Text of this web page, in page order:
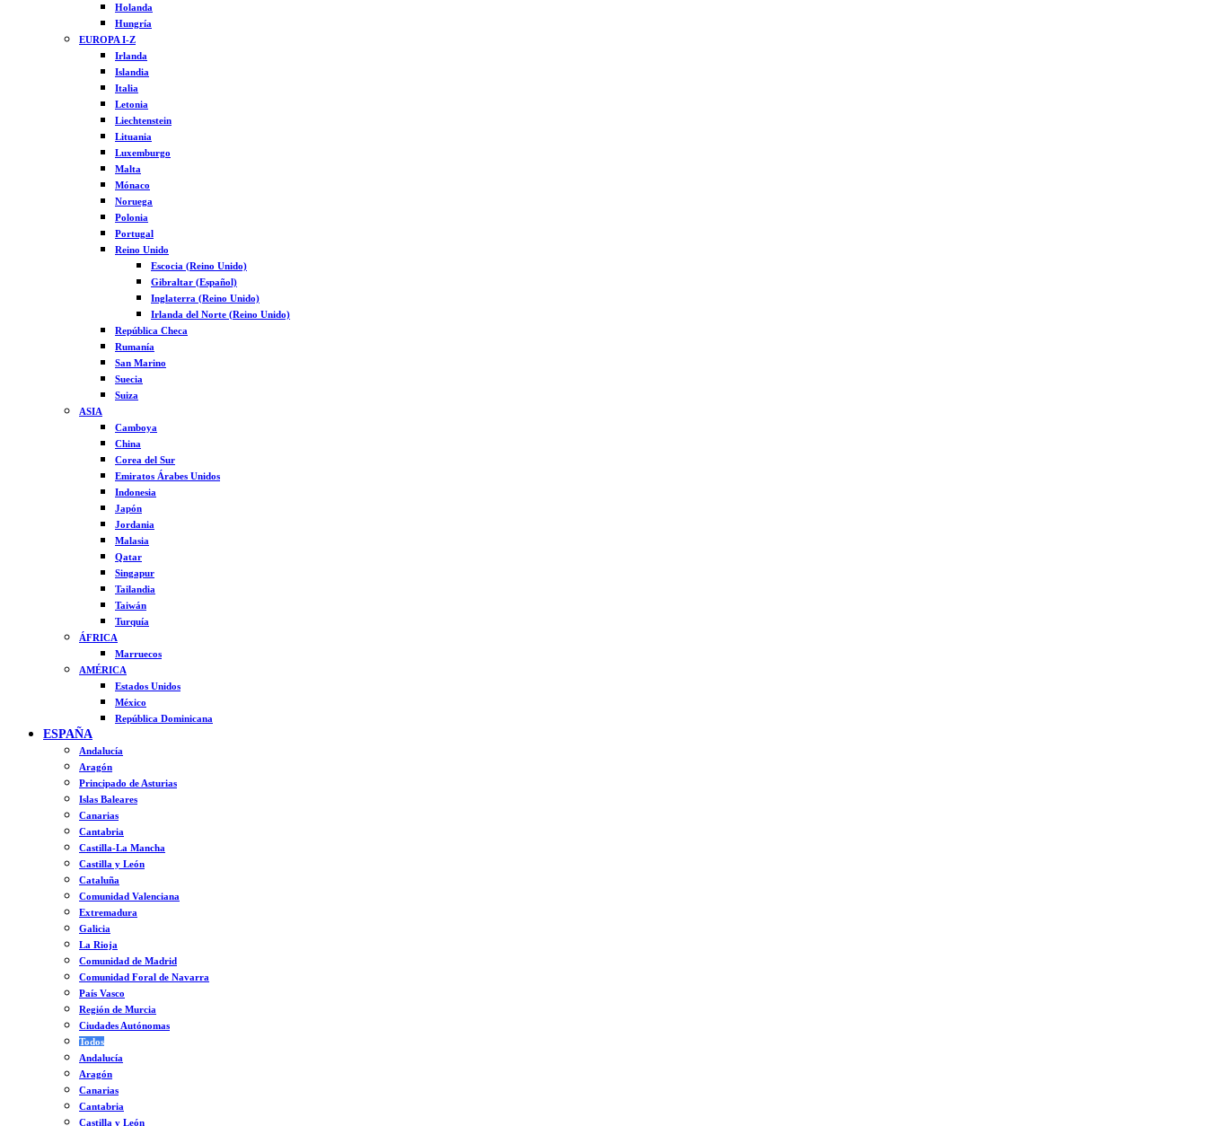
Holanda
Hungría
EUROPA I-Z
Irlanda
Islandia
Italia
Letonia
Liechtenstein
Lituania
Luxemburgo
Malta
Mónaco
Noruega
Polonia
Portugal
Reino Unido
Escocia (Reino Unido)
Gibraltar (Español)
Inglaterra (Reino Unido)
Irlanda del Norte (Reino Unido)
República Checa
Rumanía
San Marino
Suecia
Suiza
ASIA
Camboya
China
Corea del Sur
Emiratos Árabes Unidos
Indonesia
Japón
Jordania
Malasia
Qatar
Singapur
Tailandia
Taiwán
Turquía
ÁFRICA
Marruecos
AMÉRICA
Estados Unidos
México
República Dominicana
ESPAÑA
Andalucía
Aragón
Principado de Asturias
Islas Baleares
Canarias
Cantabria
Castilla-La Mancha
Castilla y León
Cataluña
Comunidad Valenciana
Extremadura
Galicia
La Rioja
Comunidad de Madrid
Comunidad Foral de Navarra
País Vasco
Región de Murcia
Ciudades Autónomas
Todos
Andalucía
Aragón
Canarias
Cantabria
Castilla y León